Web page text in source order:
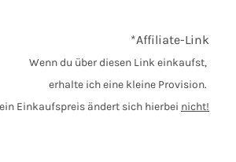
*Affiliate-Link
Wenn du über diesen Link einkaufst,
erhalte ich eine kleine Provision.
Einkaufspreis ändert sich hierbei nicht!